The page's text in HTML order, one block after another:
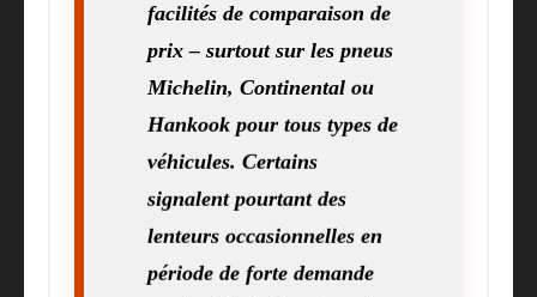
facilités de comparaison de
prix – surtout sur les pneus
Michelin, Continental ou
Hankook pour tous types de
véhicules. Certains
signalent pourtant des
lenteurs occasionnelles en
période de forte demande